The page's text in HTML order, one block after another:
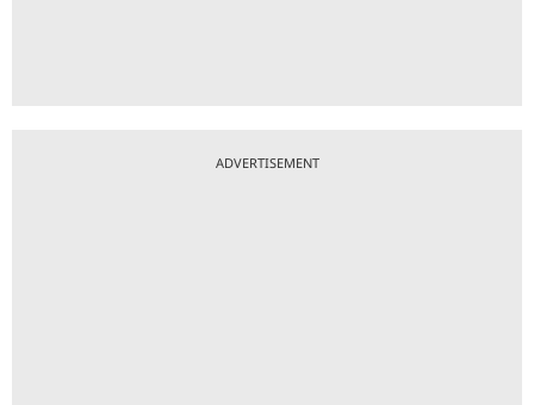
ADVERTISEMENT